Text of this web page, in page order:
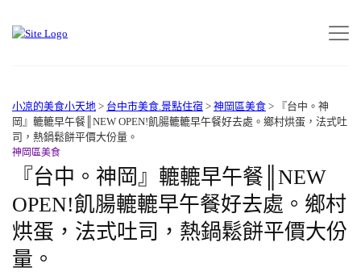
小凉的美食小天地 > 台中市美食.景點住宿 > 神岡區美食 >
『台中。神
岡』轆轆早午餐║NEW OPEN!飢腸轆轆早午餐好去處。鄉村烘蛋，法式吐
司，熱鍋鬆餅平價大份量。
神岡區美食
『台中。神岡』轆轆早午餐║NEW
OPEN!飢腸轆轆早午餐好去處。鄉村
烘蛋，法式吐司，熱鍋鬆餅平價大份
量。